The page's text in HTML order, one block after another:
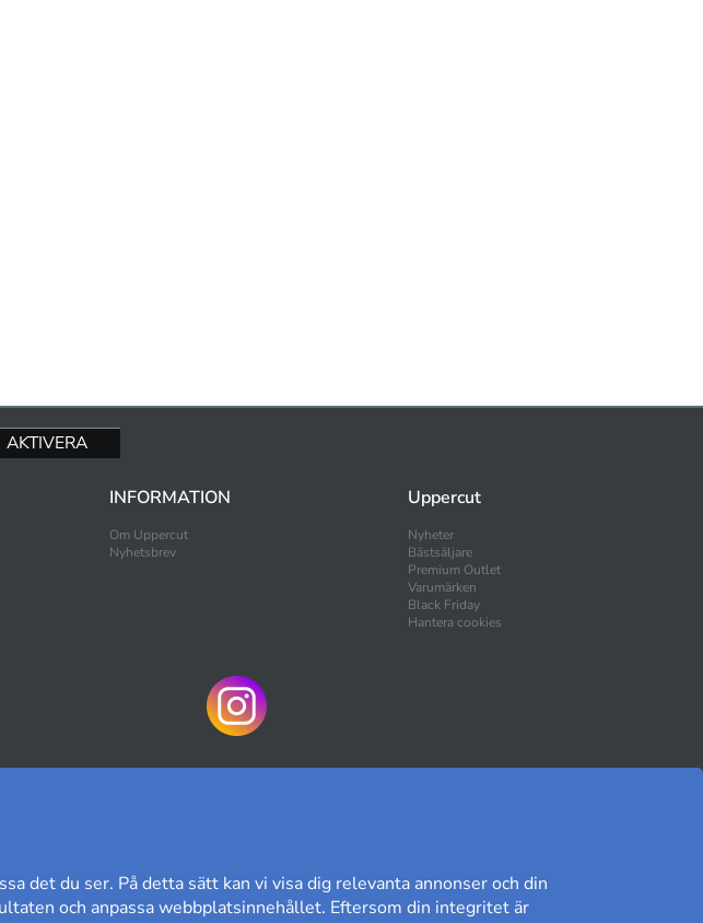
INFORMATION
Om Uppercut
Nyhetsbrev
Uppercut
Nyheter
Bästsäljare
Premium Outlet
Varumärken
Black Friday
Hantera cookies
det du ser. På detta sätt kan vi visa dig relevanta annonser och din
och anpassa webbplatsinnehållet. Eftersom din integritet är